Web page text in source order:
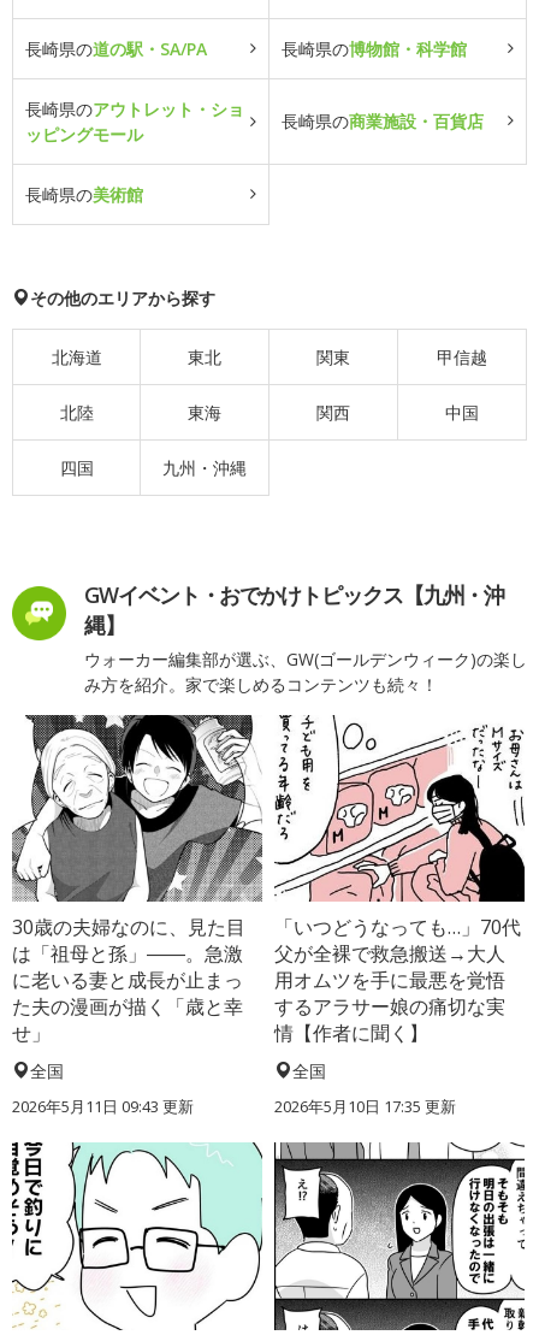
長崎県の道の駅・SA/PA 長崎県の博物館・科学館
長崎県のアウトレット・ショ
ッピングモール
長崎県の商業施設・百貨店
長崎県の美術館
その他のエリアから探す
北海道 東北 関東 甲信越
北陸 東海 関西 中国
四国 九州・沖縄
GWイベント・おでかけトピックス【九州・沖
縄】
ウォーカー編集部が選ぶ、GW(ゴールデンウィーク)の楽し
み方を紹介。家で楽しめるコンテンツも続々！
30歳の夫婦なのに、見た目
は「祖母と孫」――。急激
に老いる妻と成長が止まっ
た夫の漫画が描く「歳と幸
せ」
全国
2026年5月11日 09:43 更新
「いつどうなっても…」70代
父が全裸で救急搬送→大人
用オムツを手に最悪を覚悟
するアラサー娘の痛切な実
情【作者に聞く】
全国
2026年5月10日 17:35 更新